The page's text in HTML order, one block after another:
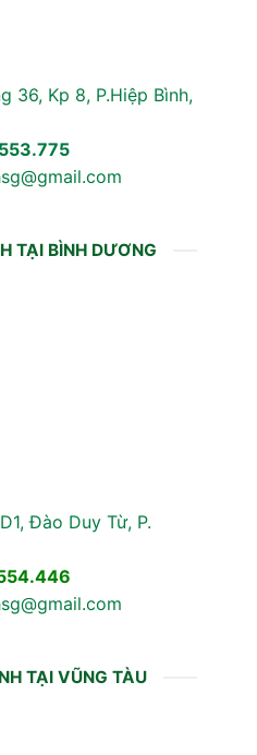
36, Kp 8, P.Hiệp Bình,
TẠI BÌNH DƯƠNG
Đào Duy Từ, P.
TẠI VŨNG TÀU